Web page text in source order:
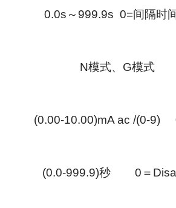
0.0s～999.9s 0=间隔时
N模式、G模式
(0.00-10.00)mA ac /(0-9)
(0.0-999.9)秒 0＝